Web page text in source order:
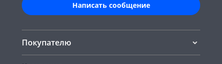
Написать сообщение
Покупателю